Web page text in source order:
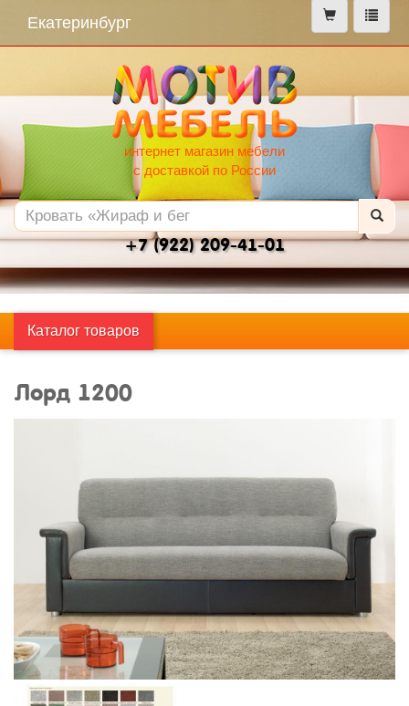
меню
Екатеринбург
интернет магазин мебели
с доставкой по России
+7 (922) 209-41-01
Каталог товаров
Лорд 1200